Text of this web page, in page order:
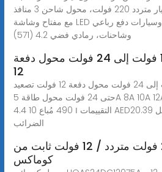
فولت الى تيار متردد 220 فولت، محول شاحن 3 منافذ USB و1 نوع C،
مع مفتاح وشاشة LED لعرض التيار، لسيارات وسيارات دفع رباعي
وشاحنات، رمادي فضي 4.2 (571)
محول تيار مستمر 12 فولت إلى 24 فولت محول دفعة
12
محول تيار مستمر 12 فولت إلى 24 فولت محول دفعة 12 فولت تصعيد
حتى 24 فولت محول طاقة 5A 8A 10A 12A منظم جهد للسيارة LED
4.4 10 التقييمات ౹ 490 مُباع AED20.39 السعر المعروض قبل
الضرائب
محول كهربائي 24 فولت متردد / 12 فولت ثابت من
كوماكس